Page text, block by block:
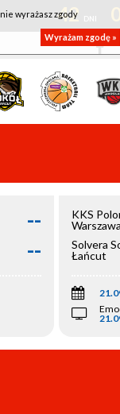
42
--
--
KKS
Warszawa
Solvera
Łańcut
wyrażasz zgody
Wyrażam zgodę »